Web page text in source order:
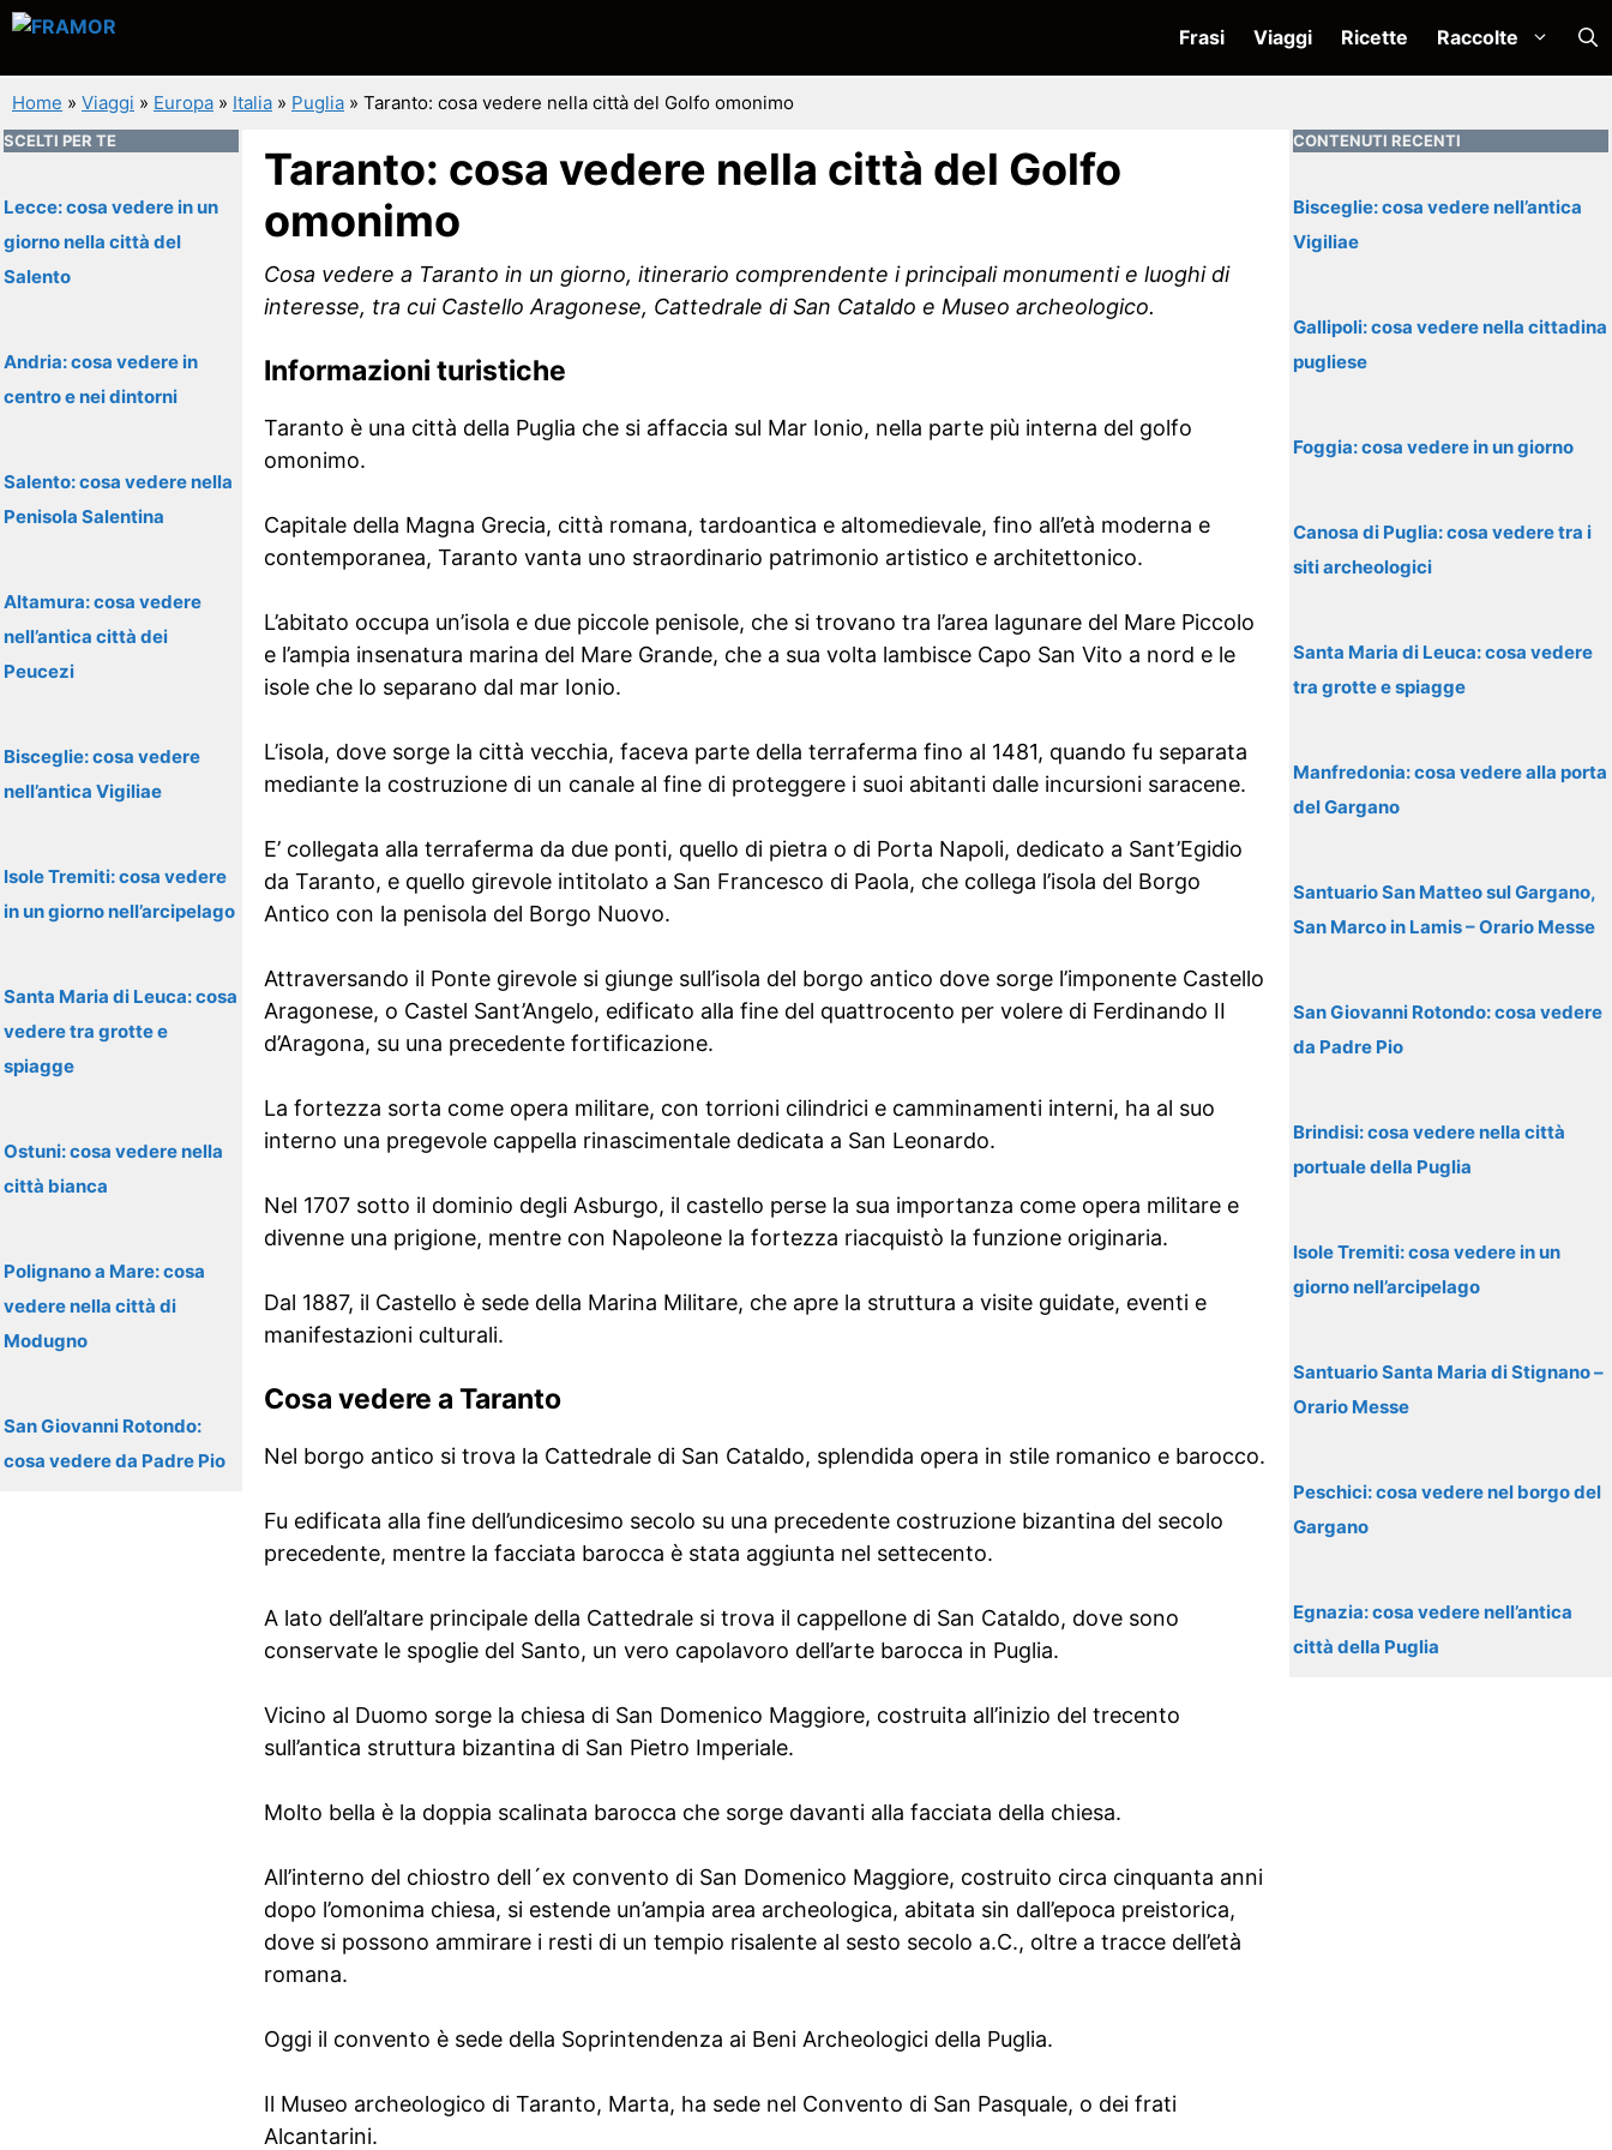
Vai
contenuto
Frasi Viaggi Ricette Raccolte
Home » Viaggi » Europa » Italia » Puglia » Taranto: cosa vedere nella città del Golfo omonimo
Taranto: cosa vedere nella città del Golfo
omonimo
Cosa vedere a Taranto in un giorno, itinerario comprendente i principali monumenti e luoghi di
interesse, tra cui Castello Aragonese, Cattedrale di San Cataldo e Museo archeologico.
Informazioni turistiche
Taranto è una città della Puglia che si affaccia sul Mar Ionio, nella parte più interna del golfo
omonimo.
Capitale della Magna Grecia, città romana, tardoantica e altomedievale, fino all’età moderna e
contemporanea, Taranto vanta uno straordinario patrimonio artistico e architettonico.
L’abitato occupa un’isola e due piccole penisole, che si trovano tra l’area lagunare del Mare Piccolo
e l’ampia insenatura marina del Mare Grande, che a sua volta lambisce Capo San Vito a nord e le
isole che lo separano dal mar Ionio.
L’isola, dove sorge la città vecchia, faceva parte della terraferma fino al 1481, quando fu separata
mediante la costruzione di un canale al fine di proteggere i suoi abitanti dalle incursioni saracene.
E’ collegata alla terraferma da due ponti, quello di pietra o di Porta Napoli, dedicato a Sant’Egidio
da Taranto, e quello girevole intitolato a San Francesco di Paola, che collega l’isola del Borgo
Antico con la penisola del Borgo Nuovo.
Attraversando il Ponte girevole si giunge sull’isola del borgo antico dove sorge l’imponente Castello
Aragonese, o Castel Sant’Angelo, edificato alla fine del quattrocento per volere di Ferdinando II
d’Aragona, su una precedente fortificazione.
La fortezza sorta come opera militare, con torrioni cilindrici e camminamenti interni, ha al suo
interno una pregevole cappella rinascimentale dedicata a San Leonardo.
Nel 1707 sotto il dominio degli Asburgo, il castello perse la sua importanza come opera militare e
divenne una prigione, mentre con Napoleone la fortezza riacquistò la funzione originaria.
Dal 1887, il Castello è sede della Marina Militare, che apre la struttura a visite guidate, eventi e
manifestazioni culturali.
Cosa vedere a Taranto
Nel borgo antico si trova la Cattedrale di San Cataldo, splendida opera in stile romanico e barocco.
Fu edificata alla fine dell’undicesimo secolo su una precedente costruzione bizantina del secolo
precedente, mentre la facciata barocca è stata aggiunta nel settecento.
A lato dell’altare principale della Cattedrale si trova il cappellone di San Cataldo, dove sono
conservate le spoglie del Santo, un vero capolavoro dell’arte barocca in Puglia.
Vicino al Duomo sorge la chiesa di San Domenico Maggiore, costruita all’inizio del trecento
sull’antica struttura bizantina di San Pietro Imperiale.
Molto bella è la doppia scalinata barocca che sorge davanti alla facciata della chiesa.
All’interno del chiostro dell´ex convento di San Domenico Maggiore, costruito circa cinquanta anni
dopo l’omonima chiesa, si estende un’ampia area archeologica, abitata sin dall’epoca preistorica,
dove si possono ammirare i resti di un tempio risalente al sesto secolo a.C., oltre a tracce dell’età
romana.
Oggi il convento è sede della Soprintendenza ai Beni Archeologici della Puglia.
Il Museo archeologico di Taranto, Marta, ha sede nel Convento di San Pasquale, o dei frati
Alcantarini.
SCELTI PER TE
Lecce: cosa vedere in un
giorno nella città del
Salento
Andria: cosa vedere in
centro e nei dintorni
Salento: cosa vedere nella
Penisola Salentina
Altamura: cosa vedere
nell’antica città dei
Peucezi
Bisceglie: cosa vedere
nell’antica Vigiliae
Isole Tremiti: cosa vedere
in un giorno nell’arcipelago
Santa Maria di Leuca: cosa
vedere tra grotte e
spiagge
Ostuni: cosa vedere nella
città bianca
Polignano a Mare: cosa
vedere nella città di
Modugno
San Giovanni Rotondo:
cosa vedere da Padre Pio
CONTENUTI RECENTI
Bisceglie: cosa vedere nell’antica
Vigiliae
Gallipoli: cosa vedere nella cittadina
pugliese
Foggia: cosa vedere in un giorno
Canosa di Puglia: cosa vedere tra i
siti archeologici
Santa Maria di Leuca: cosa vedere
tra grotte e spiagge
Manfredonia: cosa vedere alla porta
del Gargano
Santuario San Matteo sul Gargano,
San Marco in Lamis – Orario Messe
San Giovanni Rotondo: cosa vedere
da Padre Pio
Brindisi: cosa vedere nella città
portuale della Puglia
Isole Tremiti: cosa vedere in un
giorno nell’arcipelago
Santuario Santa Maria di Stignano –
Orario Messe
Peschici: cosa vedere nel borgo del
Gargano
Egnazia: cosa vedere nell’antica
città della Puglia